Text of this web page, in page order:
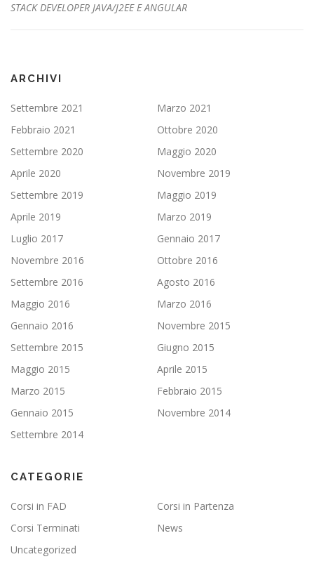
STACK DEVELOPER JAVA/J2EE E ANGULAR
ARCHIVI
Settembre 2021
Marzo 2021
Febbraio 2021
Ottobre 2020
Settembre 2020
Maggio 2020
Aprile 2020
Novembre 2019
Settembre 2019
Maggio 2019
Aprile 2019
Marzo 2019
Luglio 2017
Gennaio 2017
Novembre 2016
Ottobre 2016
Settembre 2016
Agosto 2016
Maggio 2016
Marzo 2016
Gennaio 2016
Novembre 2015
Settembre 2015
Giugno 2015
Maggio 2015
Aprile 2015
Marzo 2015
Febbraio 2015
Gennaio 2015
Novembre 2014
Settembre 2014
CATEGORIE
Corsi in FAD
Corsi in Partenza
Corsi Terminati
News
Uncategorized